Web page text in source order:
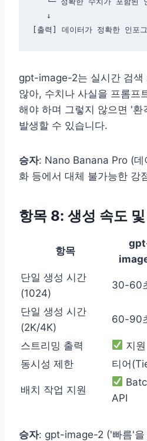
gpt-image-2는 실시간 검색
않아, 수치나 사실을 프롬프
해야 하며 그렇지 않으면 '
발생할 수 있습니다.
승자: Nano Banana Pro (데
화 등에서 대체 불가능한 강
항목 8: 생성 속도
항목
단일 생성 시간
(1024)
30-60
단일 생성 시간
(2K/4K)
60-90
스트리밍 출력 지원
동시성 제한
티어
배치 작업 지원
API
승자: gpt-image-2 ('빠름'을